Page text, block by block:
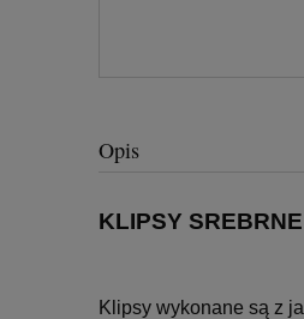
Opis
KLIPSY
Klipsy wykonane są z